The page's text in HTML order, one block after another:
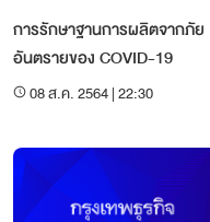
การรักษาฐานการผลิตจากภัย
อันตรายของ COVID-19
08 ส.ค. 2564 | 22:30